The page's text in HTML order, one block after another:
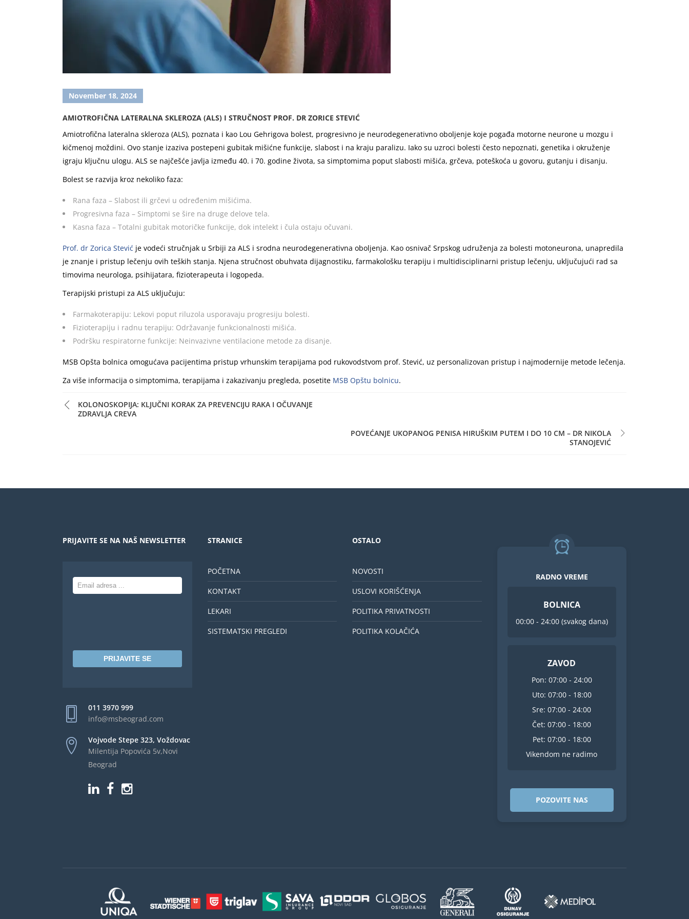
November 18, 2024
AMIOTROFIČNA LATERALNA SKLEROZA (ALS) I STRUČNOST PROF. DR ZORICE STEVIĆ
Amiotrofična lateralna skleroza (ALS), poznata i kao Lou Gehrigova bolest, progresivno je neurodegenerativno oboljenje koje pogađa motorne neurone u mozgu i
kičmenoj moždini. Ovo stanje izaziva postepeni gubitak mišićne funkcije, slabost i na kraju paralizu. Iako su uzroci bolesti često nepoznati, genetika i okruženje
igraju ključnu ulogu. ALS se najčešće javlja između 40. i 70. godine života, sa simptomima poput slabosti mišića, grčeva, poteškoća u govoru, gutanju i disanju.
Bolest se razvija kroz nekoliko faza:
Rana faza – Slabost ili grčevi u određenim mišićima.
Progresivna faza – Simptomi se šire na druge delove tela.
Kasna faza – Totalni gubitak motoričke funkcije, dok intelekt i čula ostaju očuvani.
Prof. dr Zorica Stević je vodeći stručnjak u Srbiji za ALS i srodna neurodegenerativna oboljenja. Kao osnivač Srpskog udruženja za bolesti motoneurona, unapredila
je znanje i pristup lečenju ovih teških stanja. Njena stručnost obuhvata dijagnostiku, farmakološku terapiju i multidisciplinarni pristup lečenju, uključujući rad sa
timovima neurologa, psihijatara, fizioterapeuta i logopeda.
Terapijski pristupi za ALS uključuju:
Farmakoterapiju: Lekovi poput riluzola usporavaju progresiju bolesti.
Fizioterapiju i radnu terapiju: Održavanje funkcionalnosti mišića.
Podršku respiratorne funkcije: Neinvazivne ventilacione metode za disanje.
MSB Opšta bolnica omogućava pacijentima pristup vrhunskim terapijama pod rukovodstvom prof. Stević, uz personalizovan pristup i najmodernije metode lečenja.
Za više informacija o simptomima, terapijama i zakazivanju pregleda, posetite MSB Opštu bolnicu.
KOLONOSKOPIJA: KLJUČNI KORAK ZA PREVENCIJU RAKA I OČUVANJE
ZDRAVLJA CREVA
POVEĆANJE UKOPANOG PENISA HIRUŠKIM PUTEM I DO 10 CM – DR NIKOLA
STANOJEVIĆ
PRIJAVITE SE NA NAŠ NEWSLETTER
PRIJAVITE SE
011 3970 999
info@msbeograd.com
Vojvode Stepe 323, Voždovac
Milentija Popovića 5v,Novi
Beograd
STRANICE
POČETNA
KONTAKT
LEKARI
SISTEMATSKI PREGLEDI
OSTALO
NOVOSTI
USLOVI KORIŠĆENJA
POLITIKA PRIVATNOSTI
POLITIKA KOLAČIĆA
RADNO VREME
BOLNICA
00:00 - 24:00 (svakog dana)
ZAVOD
Pon: 07:00 - 24:00
Uto: 07:00 - 18:00
Sre: 07:00 - 24:00
Čet: 07:00 - 18:00
Pet: 07:00 - 18:00
Vikendom ne radimo
POZOVITE NAS